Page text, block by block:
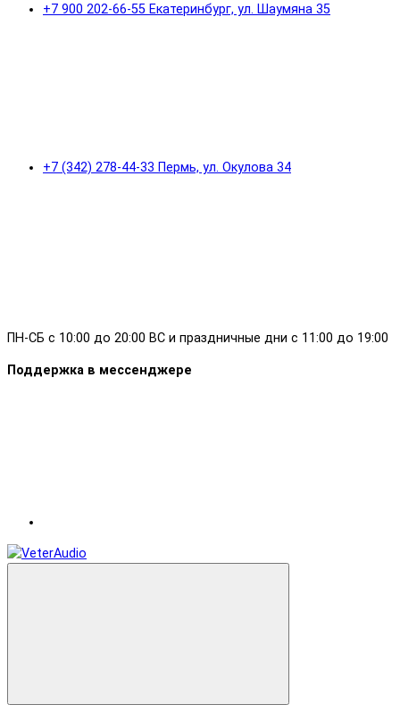
+7 900 202-66-55 Екатеринбург, ул. Шаумяна 35
+7 (342) 278-44-33 Пермь, ул. Окулова 34
ПН-СБ с 10:00 до 20:00 ВС и праздничные дни с 11:00 до 19:00
Поддержка в мессенджере